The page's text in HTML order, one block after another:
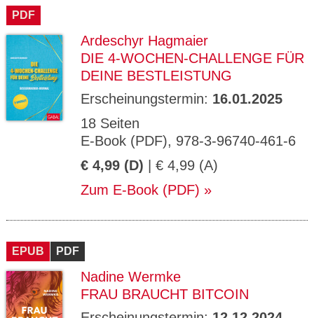
PDF
Ardeschyr Hagmaier
DIE 4-WOCHEN-CHALLENGE FÜR
DEINE BESTLEISTUNG
Erscheinungstermin: 16.01.2025
18 Seiten
E-Book (PDF), 978-3-96740-461-6
€ 4,99 (D) | € 4,99 (A)
Zum E-Book (PDF)
EPUB PDF
Nadine Wermke
FRAU BRAUCHT BITCOIN